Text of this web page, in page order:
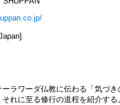
ラワーダ仏教に伝わる「気づ
れに至る修行の道程を紹介する。